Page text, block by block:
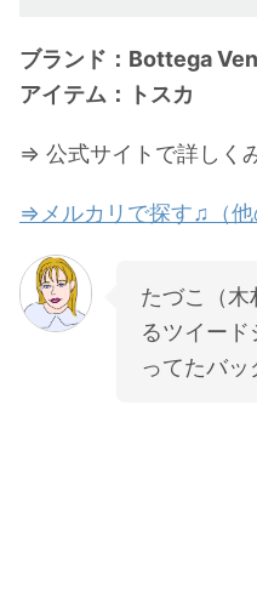
ブランド：Bottega
アイテム：トスカ
⇒ 公式サイトで詳しく
⇒メルカリで探す♫（他
たづこ（木
るツイー
ってたバ